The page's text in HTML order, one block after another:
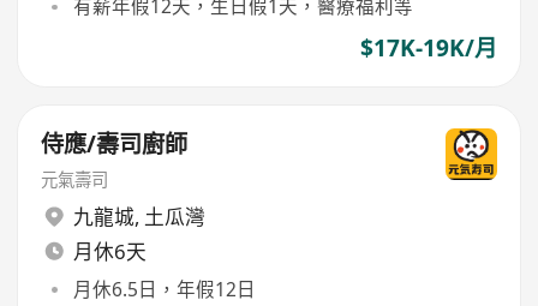
有薪年假12天，生日假1天，醫療福利等
$17K-19K/月
侍應/壽司廚師
元氣壽司
九龍城, 土瓜灣
月休6天
月休6.5日，年假12日